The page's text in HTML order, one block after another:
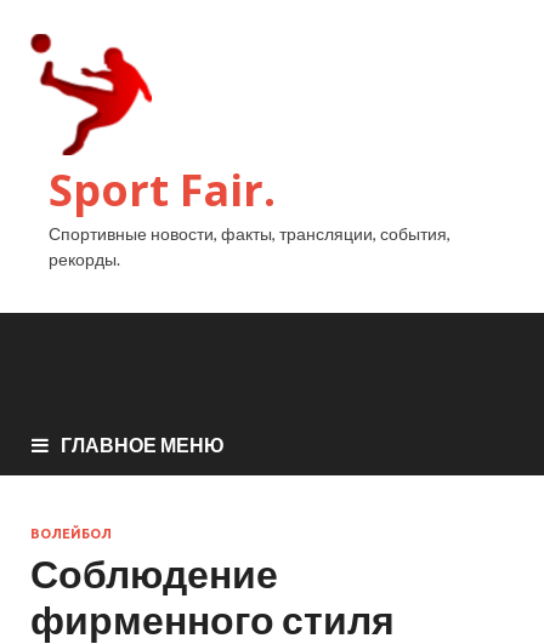
Sport Fair.
Спортивные новости, факты, трансляции, события,
рекорды.
ГЛАВНОЕ МЕНЮ
ВОЛЕЙБОЛ
Соблюдение
фирменного стиля